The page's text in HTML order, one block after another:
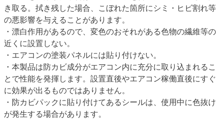
き取る。拭き残した場合、こぼれた箇所にシミ・ヒビ割れ等
の悪影響を与えることがあります。
・漂白作用があるので、変色のおそれがある色物の繊維等の
近くに設置しない。
・エアコンの塗装パネルには貼り付けない。
・本製品は防カビ成分がエアコン内に充分に取り込まれるこ
とで性能を発揮します。設置直後やエアコン稼働直後にすぐ
に効果が出るものではありません。
・防カビパックに貼り付けてあるシールは、使用中に色抜け
が発生する場合があります。